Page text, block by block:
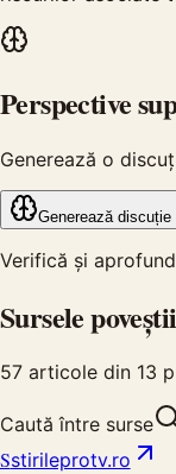
Perspective
Generează o
Generează discuție
Verifică și
Sursele poveștii
57 articole din 13
Caută între surse
Sstirileprotv.ro